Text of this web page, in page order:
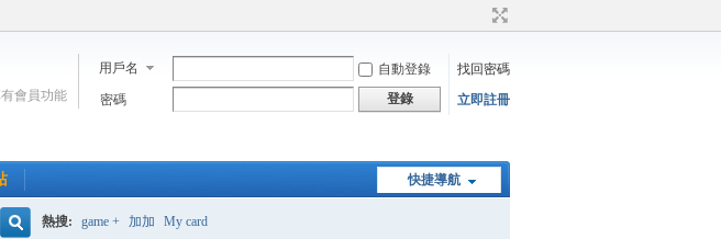
用戶名 自動登錄
找回密碼
密碼
登錄 立即註冊
會員功能
快捷導航
熱搜: game + 加加 My card